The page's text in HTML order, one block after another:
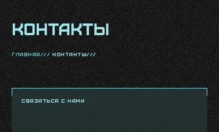
Контакты
главная/// Контакты///
связаться с нами